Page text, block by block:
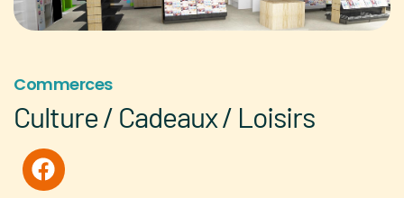
Commerces
Culture / Cadeaux / Loisirs